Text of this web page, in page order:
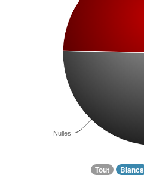
Nulles
Tout Blancs